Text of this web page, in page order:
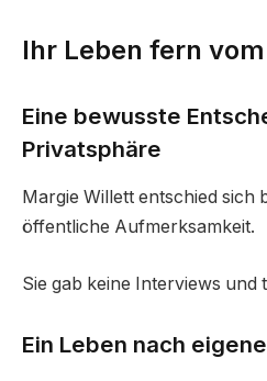
Ihr Leben fern
Eine bewusste
Privatsphäre
Margie Willett entschied sich
öffentliche Aufmerksamkeit.
Sie gab keine Interviews
Ein Leben nach